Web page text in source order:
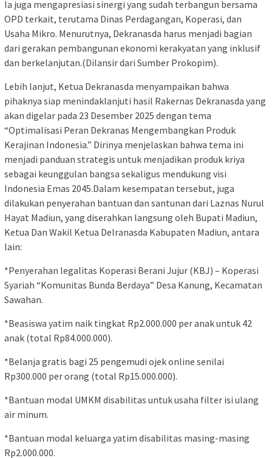
Ia juga mengapresiasi sinergi yang sudah terbangun bersama
OPD terkait, terutama Dinas Perdagangan, Koperasi, dan
Usaha Mikro. Menurutnya, Dekranasda harus menjadi bagian
dari gerakan pembangunan ekonomi kerakyatan yang inklusif
dan berkelanjutan.(Dilansir dari Sumber Prokopim).
Lebih lanjut, Ketua Dekranasda menyampaikan bahwa
pihaknya siap menindaklanjuti hasil Rakernas Dekranasda yang
akan digelar pada 23 Desember 2025 dengan tema
“Optimalisasi Peran Dekranas Mengembangkan Produk
Kerajinan Indonesia.” Dirinya menjelaskan bahwa tema ini
menjadi panduan strategis untuk menjadikan produk kriya
sebagai keunggulan bangsa sekaligus mendukung visi
Indonesia Emas 2045.Dalam kesempatan tersebut, juga
dilakukan penyerahan bantuan dan santunan dari Laznas Nurul
Hayat Madiun, yang diserahkan langsung oleh Bupati Madiun,
Ketua Dan Wakil Ketua Delranasda Kabupaten Madiun, antara
lain:
*Penyerahan legalitas Koperasi Berani Jujur (KBJ) – Koperasi
Syariah “Komunitas Bunda Berdaya” Desa Kanung, Kecamatan
Sawahan.
*Beasiswa yatim naik tingkat Rp2.000.000 per anak untuk 42
anak (total Rp84.000.000).
*Belanja gratis bagi 25 pengemudi ojek online senilai
Rp300.000 per orang (total Rp15.000.000).
*Bantuan modal UMKM disabilitas untuk usaha filter isi ulang
air minum.
*Bantuan modal keluarga yatim disabilitas masing-masing
Rp2.000.000.